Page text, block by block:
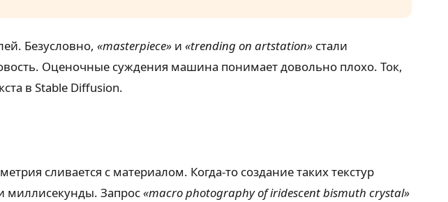
Безусловно, «masterpiece» и «trending on artstation» стали
Оценочные суждения машина понимает довольно плохо. Ток,
в Stable Diffusion.
сливается с материалом. Когда-то создание таких текстур
миллисекунды. Запрос«macro photography of iridescent bismuth crystal»